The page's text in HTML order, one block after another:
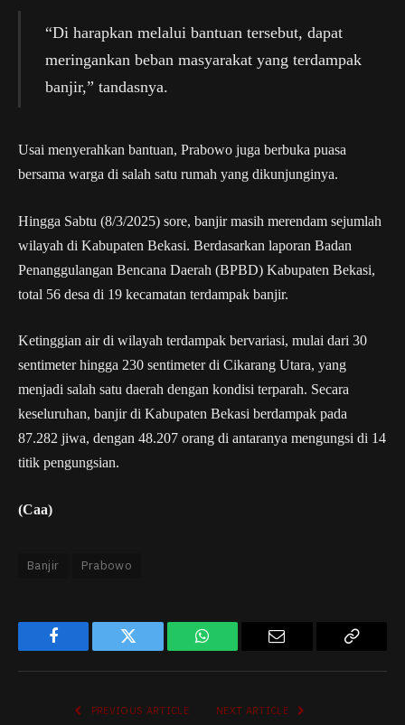
“Di harapkan melalui bantuan tersebut, dapat
meringankan beban masyarakat yang terdampak
banjir,” tandasnya.
Usai menyerahkan bantuan, Prabowo juga berbuka puasa
bersama warga di salah satu rumah yang dikunjunginya.
Hingga Sabtu (8/3/2025) sore, banjir masih merendam sejumlah
wilayah di Kabupaten Bekasi. Berdasarkan laporan Badan
Penanggulangan Bencana Daerah (BPBD) Kabupaten Bekasi,
total 56 desa di 19 kecamatan terdampak banjir.
Ketinggian air di wilayah terdampak bervariasi, mulai dari 30
sentimeter hingga 230 sentimeter di Cikarang Utara, yang
menjadi salah satu daerah dengan kondisi terparah. Secara
keseluruhan, banjir di Kabupaten Bekasi berdampak pada
87.282 jiwa, dengan 48.207 orang di antaranya mengungsi di 14
titik pengungsian.
(Caa)
Banjir Prabowo
Facebook Twitter WhatsApp
PREVIOUS ARTICLE NEXT ARTICLE